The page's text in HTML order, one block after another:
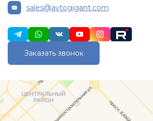
sales@avtogigant.com
Заказать звонок